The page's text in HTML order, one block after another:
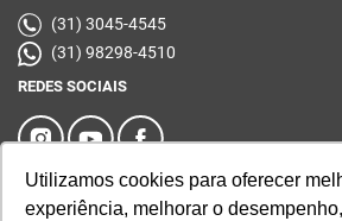
Utilizamos cookies para oferecer
experiência, melhorar o
(31) 3045-4545
(31) 98298-4510
REDES SOCIAIS